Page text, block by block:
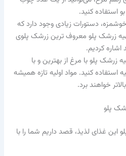
استفاده کنید.
دستورات زیادی وجود دارد که
زرشک پلو معروف‌ ترین زرشک‌ پلوی
کردیم.
زرشک پلو با مرغ از بهترین و با
استفاده کنید. مواد اولیه تازه همیشه
خواهند برد.
پلو
غذای لذیذ، قصد داریم شما را با